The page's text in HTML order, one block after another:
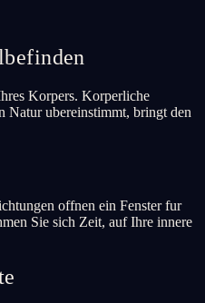
Korpers. Korperliche
Natur ubereinstimmt, bringt den
offnen ein Fenster fur
Sie sich Zeit, auf Ihre innere